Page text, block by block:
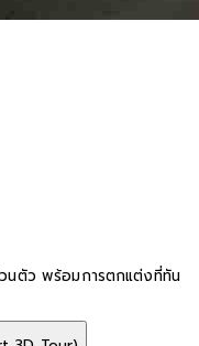
นตัว พร้อมการตกแต่งที่ทัน